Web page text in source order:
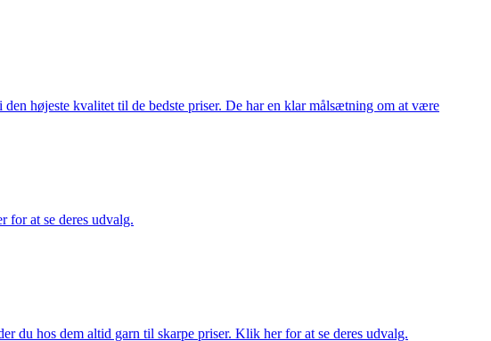
højeste kvalitet til de bedste priser. De har en klar målsætning om at være
for at se deres udvalg.
du hos dem altid garn til skarpe priser. Klik her for at se deres udvalg.